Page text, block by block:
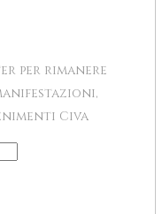
per rimanere
Civa